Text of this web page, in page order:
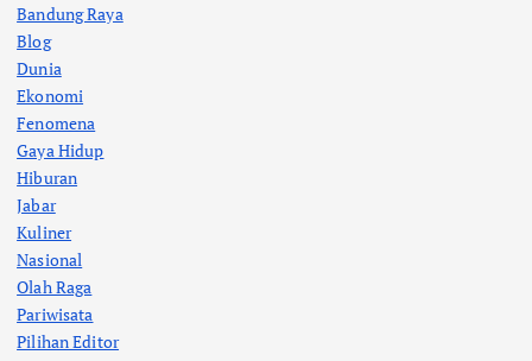
Bandung Raya
Blog
Dunia
Ekonomi
Fenomena
Gaya Hidup
Hiburan
Jabar
Kuliner
Nasional
Olah Raga
Pariwisata
Pilihan Editor